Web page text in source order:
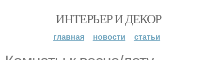
ИНТЕРЬЕР И ДЕКОР
главная новости статьи